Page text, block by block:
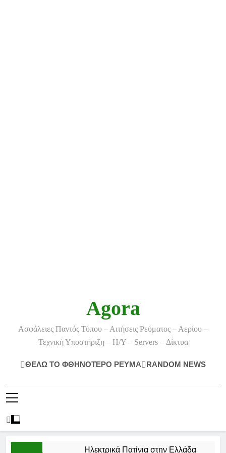
Agora
Ασφάλειες Παντός Τύπου – Αιτήσεις Ρεύματος – Αερίου –
Τεχνική Υποστήριξη – Η/Υ – Servers – Δίκτυα
ΘΕΛΩ ΤΟ ΦΘΗΝΟΤΕΡΟ ΡΕΥΜΑ RANDOM NEWS
Ηλεκτρικά Πατίνια στην Ελλάδα